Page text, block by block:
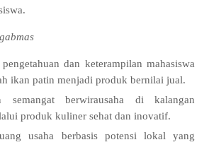
dan keterampilan mahasiswa
ikan patin menjadi produk bernilai jual.
semangat berwirausaha di kalangan
produk kuliner sehat dan inovatif.
usaha berbasis potensi lokal yang